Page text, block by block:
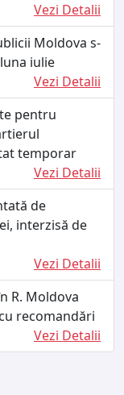
Vezi Detalii
Moldova s-
iulie
Vezi Detalii
pentru
temporar
Vezi Detalii
de
interzisă de
Vezi Detalii
R. Moldova
recomandări
Vezi Detalii